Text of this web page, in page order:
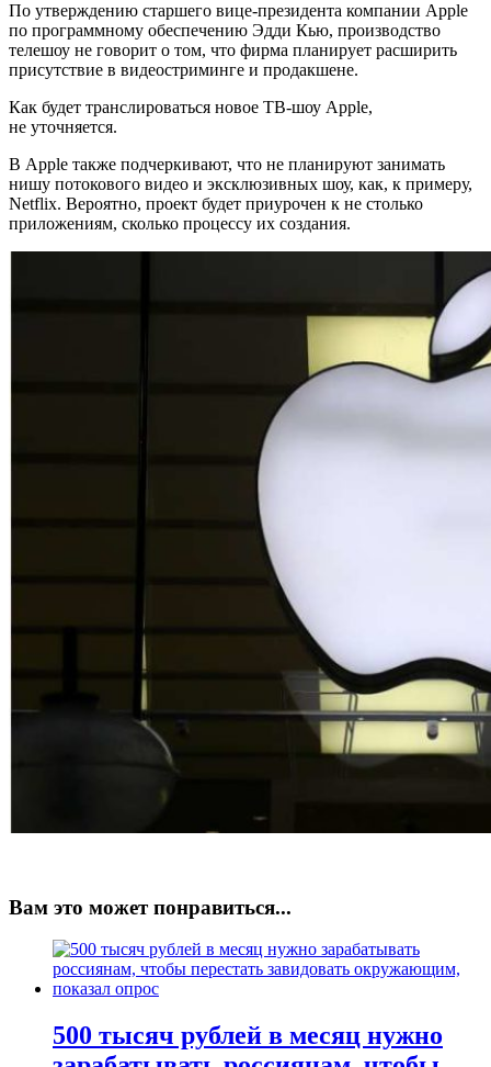
По утверждению старшего вице-президента компании Apple
по программному обеспечению Эдди Кью, производство
телешоу не говорит о том, что фирма планирует расширить
присутствие в видеостриминге и продакшене.
Как будет транслироваться новое ТВ-шоу Apple,
не уточняется.
В Apple также подчеркивают, что не планируют занимать
нишу потокового видео и эксклюзивных шоу, как, к примеру,
Netflix. Вероятно, проект будет приурочен к не столько
приложениям, сколько процессу их создания.
Вам это может понравиться...
500 тысяч рублей в месяц нужно